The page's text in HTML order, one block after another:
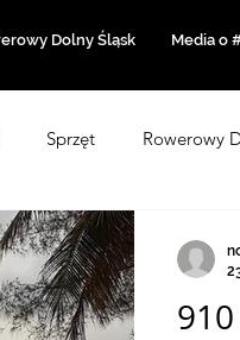
Dolny Śląsk Media o
Sprzęt Rowerowy
2020 Portugalia 2021
bez tytułu USA 2022